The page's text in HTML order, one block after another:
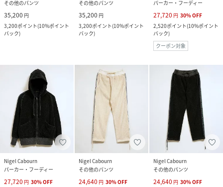
その他のパンツ
35,200 円
3,200ポイント(10%ポイント
バック)
その他のパンツ
35,200 円
3,200ポイント(10%ポイント
バック)
パーカー・フーディー
27,720 円 30%OFF
2,520ポイント(10%ポイント
バック)
クーポン対象
Nigel Cabourn
パーカー・フーディー
27,720 円 30%OFF
Nigel Cabourn
その他のパンツ
24,640 円 30%OFF
Nigel Cabourn
その他のパンツ
24,640 円 30%OFF